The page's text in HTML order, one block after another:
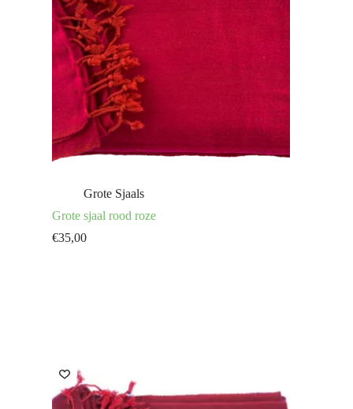
Grote Sjaals
Grote sjaal rood roze
€35,00